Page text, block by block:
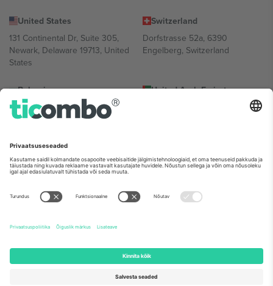
United States
131 Continental Dr, Suite 305,
Newark, Delaware 19713, United
States
Switzerland
Dorfstrasse 52a, 6390
Engelberg, Switzerland
Bulgaria
Regus Sofia City West, bul
Totleben 53-55, 1606 Sofia,
United Arab Emirates
UAE Dubai Silicon Oasis, DDP
Mexico
Av Chapultepec 360, Roma
Norte, Cuauhtémoc, 06700
Ciudad de México, CDMX,
sündmusest ja/või domeenist. Detailide jaoks vaata konkreetse
sündmuse lehte, impressumit ja tingimusi.,
2026 Ticombo. Kõik õigused kaitstud.